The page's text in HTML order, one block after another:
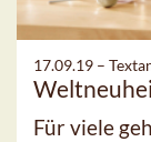
17.09.19 –
Für viele